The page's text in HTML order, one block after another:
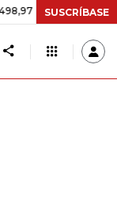
+$ 8.753,81 +2,19%
SUSCRÍBASE